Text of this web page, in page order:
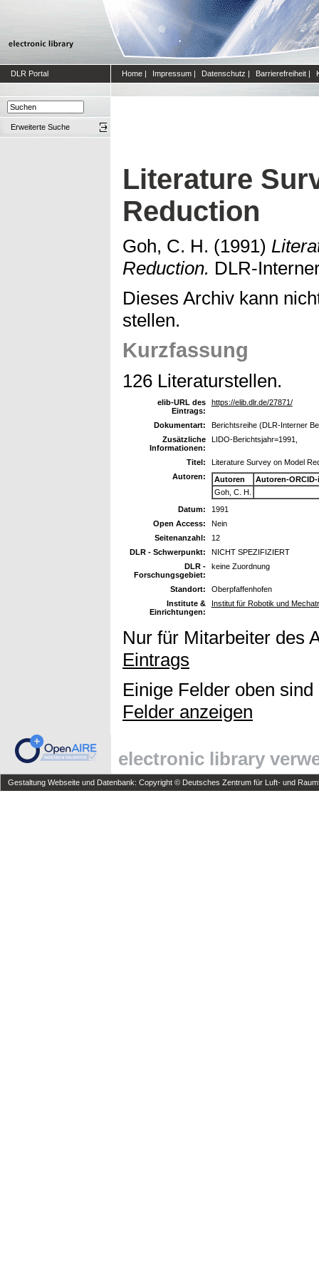
DLR Portal Home | Impressum | Datenschutz | Barrierefreiheit |
Erweiterte Suche
Literature
Reduction
Goh, C. H. (1991)
Reduction. DLR-
Dieses Archiv kann
stellen.
Kurzfassung
126 Literaturstellen.
elib-URL des
Eintrags:
https://elib.dlr.de/27871/
Dokumentart:
Berichtsreihe (DLR-Interner
Zusätzliche
Informationen:
LIDO-Berichtsjahr=1991,
Titel:
Literature Survey on Model
Autoren:
Autoren
Autoren-ORCID-
Goh, C. H.
Datum:
1991
Open Access:
Nein
Seitenanzahl:
12
DLR - Schwerpunkt:
NICHT SPEZIFIZIERT
DLR -
Forschungsgebiet:
keine Zuordnung
Standort:
Oberpfaffenhofen
Institute &
Einrichtungen:
Institut für Robotik und
Nur für Mitarbeiter des
Eintrags
Einige Felder oben
Felder anzeigen
electronic library
Gestaltung Webseite und Datenbank: Copyright © Deutsches Zentrum für Luft- und